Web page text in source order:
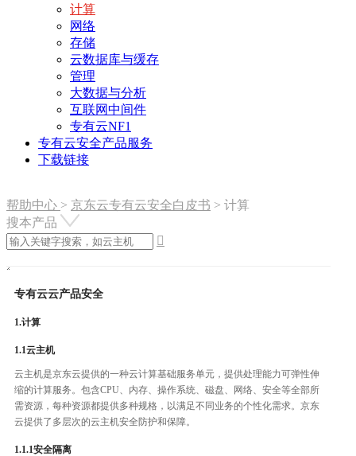
计算
网络
存储
云数据库与缓存
管理
大数据与分析
互联网中间件
专有云NF1
专有云安全产品服务
下载链接
帮助中心 > 京东云专有云安全白皮书 > 计算
搜本产品

专有云云产品安全
1.计算
1.1云主机
云主机是京东云提供的一种云计算基础服务单元，提供处理能力可弹性伸
缩的计算服务。包含CPU、内存、操作系统、磁盘、网络、安全等全部所
需资源，每种资源都提供多种规格，以满足不同业务的个性化需求。京东
云提供了多层次的云主机安全防护和保障。
1.1.1安全隔离